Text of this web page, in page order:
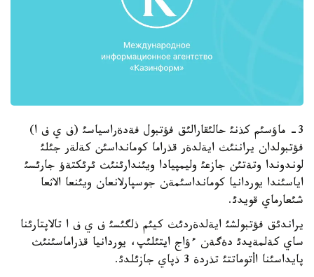
3- ماؤسئم كذنئ حالئقارالئق فؤتبول فةدةراسياسئ (ف ي ف ا)
فؤتبولدان يراننئث ايةلدةر قذراما كومانداسئن كةلةر جئلئ
لوندوندا وتةتئن جازعئ وليمپيادا ويئندارئنئث ئرئكتةؤ جارئسئ
اياسئندا يوردانيا كومانداسئمةن جوسپارلانعان ويئنعا الاثعا
شئعارماي قويدئ.
يراندئق فؤتبولشئ ايةلدةردئث كيئم ذلگئسئ ف ي ف ا تالاپتارئنا
ساي كةلمةيدئ دةگةن ءؤاج ايتئلئپ، يوردانيا قذراماسئنئث
پايداسئنا اأتوماتتئ تذردة 3 ذپاي جازئلدئ.